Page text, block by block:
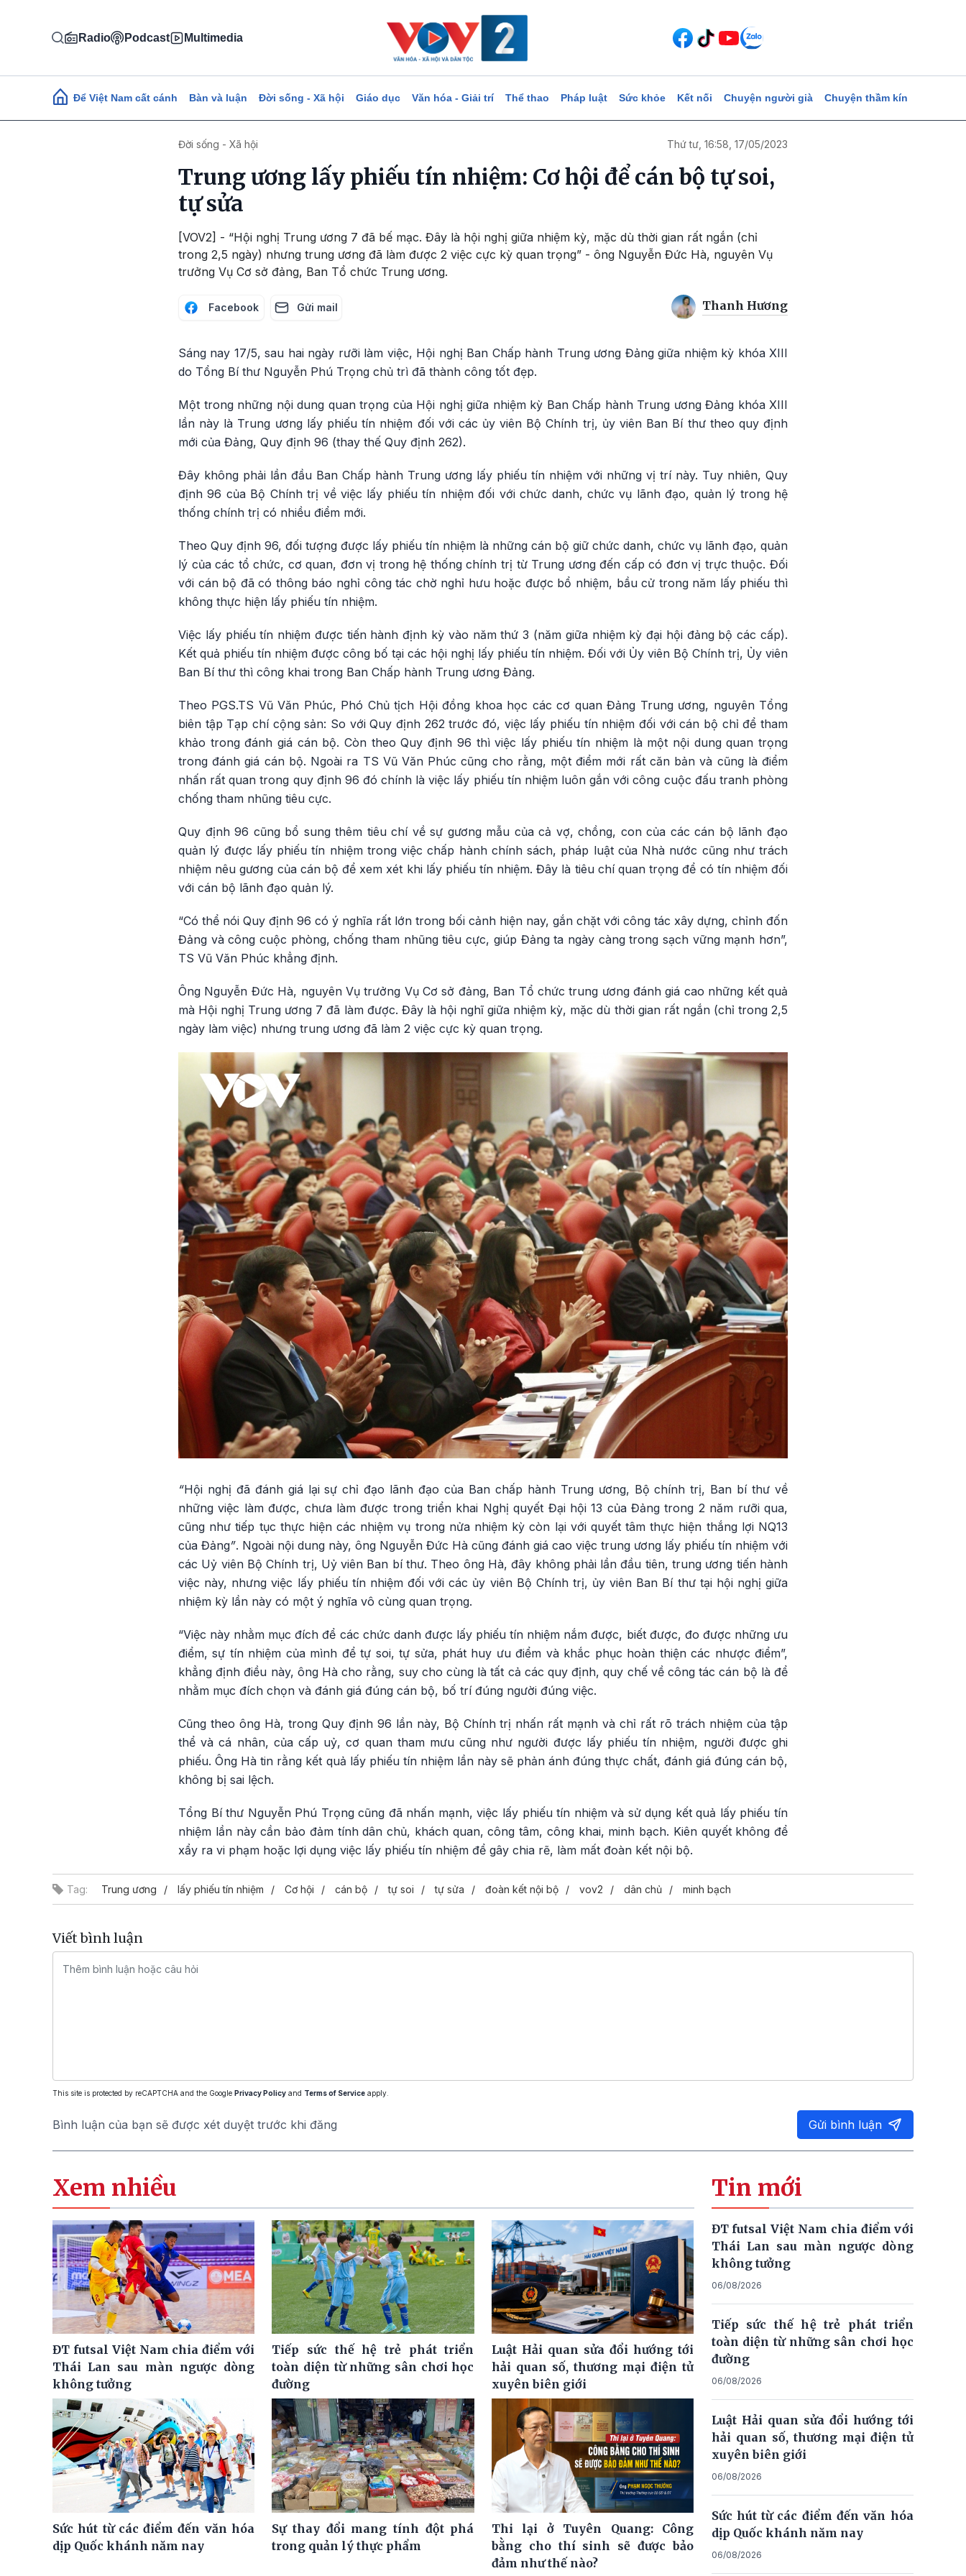
Radio Podcast Multimedia
Main navigation
Để Việt Nam cất cánh Bàn và luận Đời sống - Xã hội Giáo dục Văn hóa - Giải trí Thể thao Pháp luật Sức khỏe Kết nối Chuyện người già Chuyện thầm kín
Đời sống - Xã hội Thứ tư, 16:58, 17/05/2023
Trung ương lấy phiếu tín nhiệm: Cơ hội để cán bộ tự soi,
tự sửa
[VOV2] - “Hội nghị Trung ương 7 đã bế mạc. Đây là hội nghị giữa nhiệm kỳ, mặc dù thời gian rất ngắn (chỉ
trong 2,5 ngày) nhưng trung ương đã làm được 2 việc cực kỳ quan trọng” - ông Nguyễn Đức Hà, nguyên Vụ
trưởng Vụ Cơ sở đảng, Ban Tổ chức Trung ương.
Facebook Gửi mail Thanh Hương
Sáng nay 17/5, sau hai ngày rưỡi làm việc, Hội nghị Ban Chấp hành Trung ương Đảng giữa nhiệm kỳ khóa XIII
do Tổng Bí thư Nguyễn Phú Trọng chủ trì đã thành công tốt đẹp.
Một trong những nội dung quan trọng của Hội nghị giữa nhiệm kỳ Ban Chấp hành Trung ương Đảng khóa XIII
lần này là Trung ương lấy phiếu tín nhiệm đối với các ủy viên Bộ Chính trị, ủy viên Ban Bí thư theo quy định
mới của Đảng, Quy định 96 (thay thế Quy định 262).
Đây không phải lần đầu Ban Chấp hành Trung ương lấy phiếu tín nhiệm với những vị trí này. Tuy nhiên, Quy
định 96 của Bộ Chính trị về việc lấy phiếu tín nhiệm đối với chức danh, chức vụ lãnh đạo, quản lý trong hệ
thống chính trị có nhiều điểm mới.
Theo Quy định 96, đối tượng được lấy phiếu tín nhiệm là những cán bộ giữ chức danh, chức vụ lãnh đạo, quản
lý của các tổ chức, cơ quan, đơn vị trong hệ thống chính trị từ Trung ương đến cấp có đơn vị trực thuộc. Đối
với cán bộ đã có thông báo nghỉ công tác chờ nghỉ hưu hoặc được bổ nhiệm, bầu cử trong năm lấy phiếu thì
không thực hiện lấy phiếu tín nhiệm.
Việc lấy phiếu tín nhiệm được tiến hành định kỳ vào năm thứ 3 (năm giữa nhiệm kỳ đại hội đảng bộ các cấp).
Kết quả phiếu tín nhiệm được công bố tại các hội nghị lấy phiếu tín nhiệm. Đối với Ủy viên Bộ Chính trị, Ủy viên
Ban Bí thư thì công khai trong Ban Chấp hành Trung ương Đảng.
Theo PGS.TS Vũ Văn Phúc, Phó Chủ tịch Hội đồng khoa học các cơ quan Đảng Trung ương, nguyên Tổng
biên tập Tạp chí cộng sản: So với Quy định 262 trước đó, việc lấy phiếu tín nhiệm đối với cán bộ chỉ để tham
khảo trong đánh giá cán bộ. Còn theo Quy định 96 thì việc lấy phiếu tín nhiệm là một nội dung quan trọng
trong đánh giá cán bộ. Ngoài ra TS Vũ Văn Phúc cũng cho rằng, một điểm mới rất căn bản và cũng là điểm
nhấn rất quan trong quy định 96 đó chính là việc lấy phiếu tín nhiệm luôn gắn với công cuộc đấu tranh phòng
chống tham nhũng tiêu cực.
Quy định 96 cũng bổ sung thêm tiêu chí về sự gương mẫu của cả vợ, chồng, con của các cán bộ lãnh đạo
quản lý được lấy phiếu tín nhiệm trong việc chấp hành chính sách, pháp luật của Nhà nước cũng như trách
nhiệm nêu gương của cán bộ để xem xét khi lấy phiếu tín nhiệm. Đây là tiêu chí quan trọng để có tín nhiệm đối
với cán bộ lãnh đạo quản lý.
“Có thể nói Quy định 96 có ý nghĩa rất lớn trong bối cảnh hiện nay, gắn chặt với công tác xây dựng, chỉnh đốn
Đảng và công cuộc phòng, chống tham nhũng tiêu cực, giúp Đảng ta ngày càng trong sạch vững mạnh hơn”,
TS Vũ Văn Phúc khẳng định.
Ông Nguyễn Đức Hà, nguyên Vụ trưởng Vụ Cơ sở đảng, Ban Tổ chức trung ương đánh giá cao những kết quả
mà Hội nghị Trung ương 7 đã làm được. Đây là hội nghĩ giữa nhiệm kỳ, mặc dù thời gian rất ngắn (chỉ trong 2,5
ngày làm việc) nhưng trung ương đã làm 2 việc cực kỳ quan trọng.
“Hội nghị đã đánh giá lại sự chỉ đạo lãnh đạo của Ban chấp hành Trung ương, Bộ chính trị, Ban bí thư về
những việc làm được, chưa làm được trong triển khai Nghị quyết Đại hội 13 của Đảng trong 2 năm rưỡi qua,
cũng như tiếp tục thực hiện các nhiệm vụ trong nửa nhiệm kỳ còn lại với quyết tâm thực hiện thắng lợi NQ13
của Đảng”. Ngoài nội dung này, ông Nguyễn Đức Hà cũng đánh giá cao việc trung ương lấy phiếu tín nhiệm với
các Uỷ viên Bộ Chính trị, Uỷ viên Ban bí thư. Theo ông Hà, đây không phải lần đầu tiên, trung ương tiến hành
việc này, nhưng việc lấy phiếu tín nhiệm đối với các ủy viên Bộ Chính trị, ủy viên Ban Bí thư tại hội nghị giữa
nhiệm kỳ lần này có một ý nghĩa vô cùng quan trọng.
“Việc này nhằm mục đích để các chức danh được lấy phiếu tín nhiệm nắm được, biết được, đo được những ưu
điểm, sự tín nhiệm của mình để tự soi, tự sửa, phát huy ưu điểm và khắc phục hoàn thiện các nhược điểm”,
khẳng định điều này, ông Hà cho rằng, suy cho cùng là tất cả các quy định, quy chế về công tác cán bộ là để
nhằm mục đích chọn và đánh giá đúng cán bộ, bố trí đúng người đúng việc.
Cũng theo ông Hà, trong Quy định 96 lần này, Bộ Chính trị nhấn rất mạnh và chỉ rất rõ trách nhiệm của tập
thể và cá nhân, của cấp uỷ, cơ quan tham mưu cũng như người được lấy phiếu tín nhiệm, người được ghi
phiếu. Ông Hà tin rằng kết quả lấy phiếu tín nhiệm lần này sẽ phản ánh đúng thực chất, đánh giá đúng cán bộ,
không bị sai lệch.
Tổng Bí thư Nguyễn Phú Trọng cũng đã nhấn mạnh, việc lấy phiếu tín nhiệm và sử dụng kết quả lấy phiếu tín
nhiệm lần này cần bảo đảm tính dân chủ, khách quan, công tâm, công khai, minh bạch. Kiên quyết không để
xẩy ra vi phạm hoặc lợi dụng việc lấy phiếu tín nhiệm để gây chia rẽ, làm mất đoàn kết nội bộ.
Tag: Trung ương lấy phiếu tín nhiệm Cơ hội cán bộ tự soi tự sửa đoàn kết nội bộ vov2 dân chủ minh bạch
Viết bình luận
This site is protected by reCAPTCHA and the Google Privacy Policy and Terms of Service apply.
Bình luận của bạn sẽ được xét duyệt trước khi đăng Gửi bình luận
Xem nhiều
ĐT futsal Việt Nam chia điểm với
Thái Lan sau màn ngược dòng
không tưởng
Tiếp sức thế hệ trẻ phát triển
toàn diện từ những sân chơi học
đường
Luật Hải quan sửa đổi hướng tới
hải quan số, thương mại điện tử
xuyên biên giới
Sức hút từ các điểm đến văn hóa
dịp Quốc khánh năm nay
Sự thay đổi mang tính đột phá
trong quản lý thực phẩm
Thi lại ở Tuyên Quang: Công
bằng cho thí sinh sẽ được bảo
đảm như thế nào?
Tin mới
ĐT futsal Việt Nam chia điểm với
Thái Lan sau màn ngược dòng
không tưởng
06/08/2026
Tiếp sức thế hệ trẻ phát triển
toàn diện từ những sân chơi học
đường
06/08/2026
Luật Hải quan sửa đổi hướng tới
hải quan số, thương mại điện tử
xuyên biên giới
06/08/2026
Sức hút từ các điểm đến văn hóa
dịp Quốc khánh năm nay
06/08/2026